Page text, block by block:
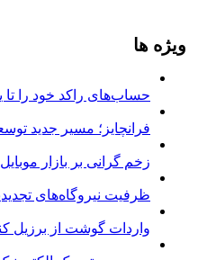
ویژه ها
حساب‌های راکد خود را تا
فرانچایز؛ مسیر جدید
زخم گرانی بر بازار
ظرفیت نیروگاه‌های
واردات گوشت از برزیل